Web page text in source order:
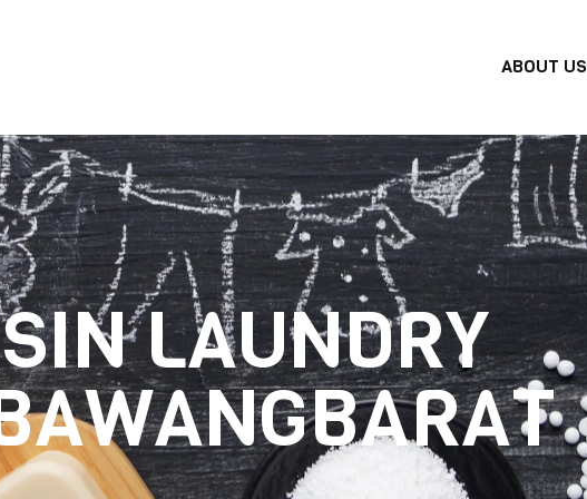
ABOUT US
LAUNDRY